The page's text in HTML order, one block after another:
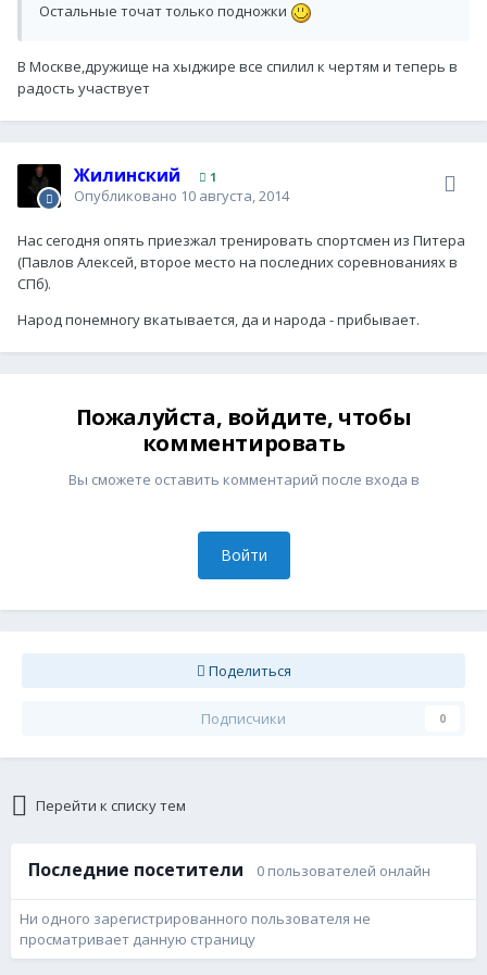
Остальные точат только подножки
В Москве,дружище на хыджире все спилил к чертям и теперь в
радость участвует
Жилинский 1
Опубликовано 10 августа, 2014
Нас сегодня опять приезжал тренировать спортсмен из Питера
(Павлов Алексей, второе место на последних соревнованиях в
СПб).
Народ понемногу вкатывается, да и народа - прибывает.
Пожалуйста, войдите, чтобы
комментировать
Вы сможете оставить комментарий после входа в
Войти
Поделиться
Подписчики 0
Перейти к списку тем
Последние посетители 0 пользователей онлайн
Ни одного зарегистрированного пользователя не
просматривает данную страницу